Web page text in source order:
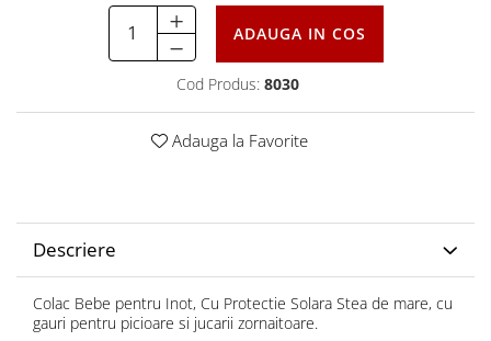
ADAUGA IN COS
Cod Produs: 8030
Adauga la Favorite
Descriere
Colac Bebe pentru Inot, Cu Protectie Solara Stea de mare, cu
gauri pentru picioare si jucarii zornaitoare.